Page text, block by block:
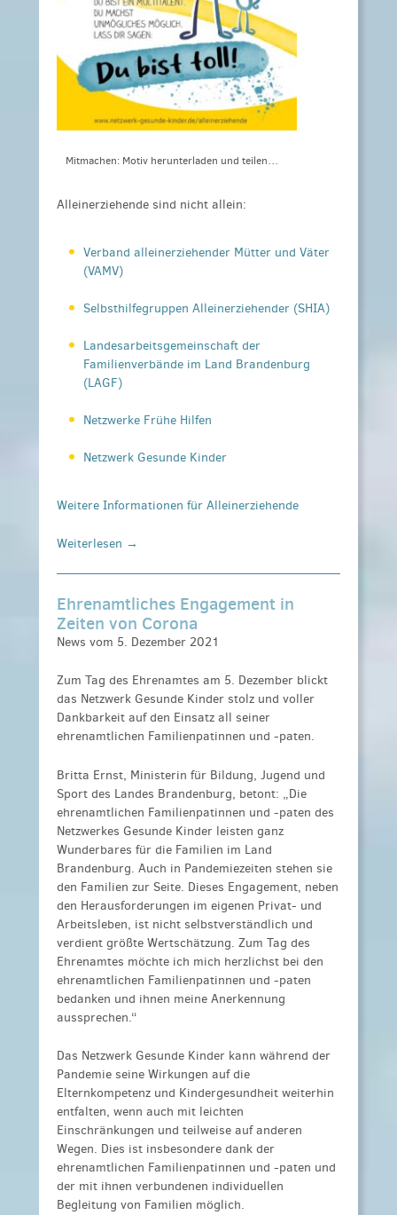
Mitmachen: Motiv herunterladen und teilen…
Alleinerziehende sind nicht allein:
Verband alleinerziehender Mütter und Väter
(VAMV)
Selbsthilfegruppen Alleinerziehender (SHIA)
Landesarbeitsgemeinschaft der
Familienverbände im Land Brandenburg
(LAGF)
Netzwerke Frühe Hilfen
Netzwerk Gesunde Kinder
Weitere Informationen für Alleinerziehende
Weiterlesen →
Ehrenamtliches Engagement in
Zeiten von Corona
News vom 5. Dezember 2021
Zum Tag des Ehrenamtes am 5. Dezember blickt
das Netzwerk Gesunde Kinder stolz und voller
Dankbarkeit auf den Einsatz all seiner
ehrenamtlichen Familienpatinnen und -paten.
Britta Ernst, Ministerin für Bildung, Jugend und
Sport des Landes Brandenburg, betont: „Die
ehrenamtlichen Familienpatinnen und -paten des
Netzwerkes Gesunde Kinder leisten ganz
Wunderbares für die Familien im Land
Brandenburg. Auch in Pandemiezeiten stehen sie
den Familien zur Seite. Dieses Engagement, neben
den Herausforderungen im eigenen Privat- und
Arbeitsleben, ist nicht selbstverständlich und
verdient größte Wertschätzung. Zum Tag des
Ehrenamtes möchte ich mich herzlichst bei den
ehrenamtlichen Familienpatinnen und -paten
bedanken und ihnen meine Anerkennung
aussprechen.“
Das Netzwerk Gesunde Kinder kann während der
Pandemie seine Wirkungen auf die
Elternkompetenz und Kindergesundheit weiterhin
entfalten, wenn auch mit leichten
Einschränkungen und teilweise auf anderen
Wegen. Dies ist insbesondere dank der
ehrenamtlichen Familienpatinnen und -paten und
der mit ihnen verbundenen individuellen
Begleitung von Familien möglich.